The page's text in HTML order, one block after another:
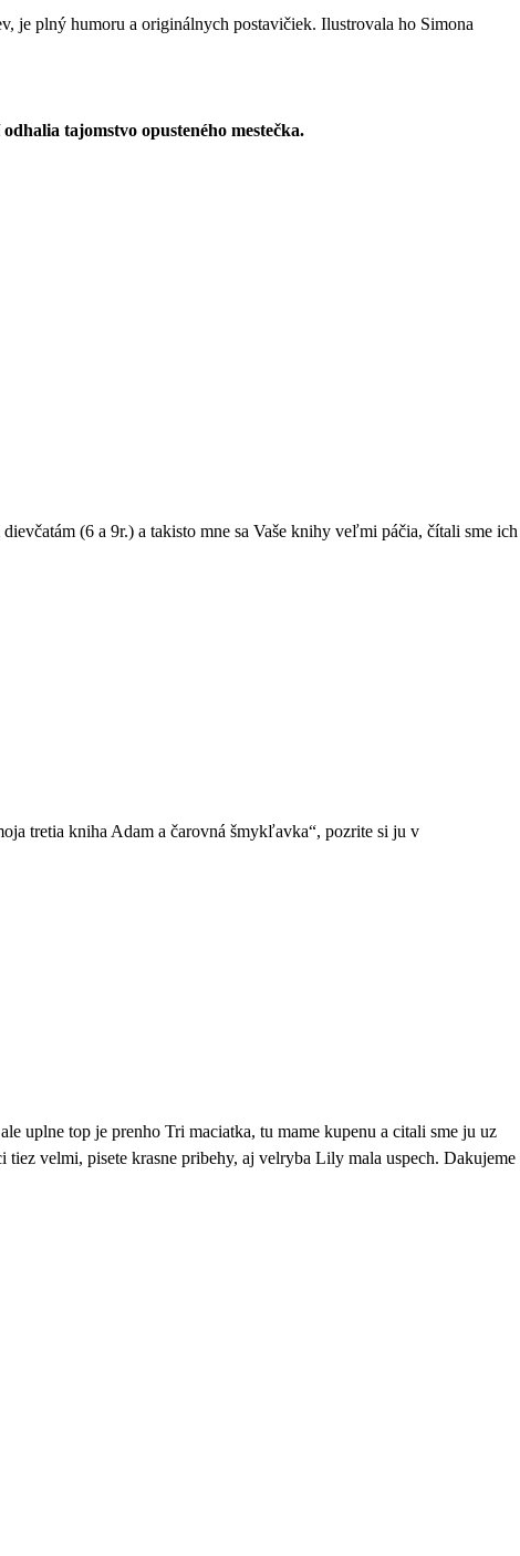
je plný humoru a originálnych postavičiek. Ilustrovala ho Simona
tajomstvo opusteného mestečka.
(6 a 9r.) a takisto mne sa Vaše knihy veľmi páčia, čítali sme ich
tretia kniha Adam a čarovná šmykľavka“, pozrite si ju v
uplne top je prenho Tri maciatka, tu mame kupenu a citali sme ju uz
velmi, pisete krasne pribehy, aj velryba Lily mala uspech. Dakujeme